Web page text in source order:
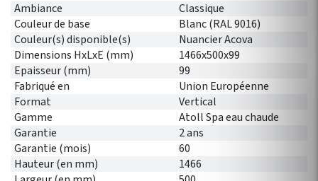
Ambiance
Classique
Couleur de base
Blanc (RAL 9016)
Couleur(s) disponible(s)
Nuancier Acova
Dimensions HxLxE (mm)
1466x500x99
Epaisseur (mm)
99
Fabriqué en
Union Européenne
Format
Vertical
Gamme
Atoll Spa eau chaude
Garantie
2 ans
Garantie (mois)
60
Hauteur (en mm)
1466